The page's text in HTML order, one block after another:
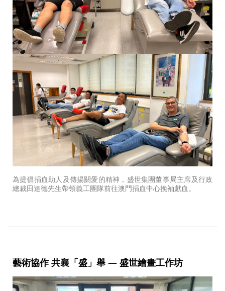
為提倡捐血助人及傳揚關愛的精神，盛世集團董事局主席及行政
總裁田達德先生帶領義工團隊前往澳門捐血中心挽袖獻血。
藝術協作 共襄「盛」舉 — 盛世繪畫工作坊